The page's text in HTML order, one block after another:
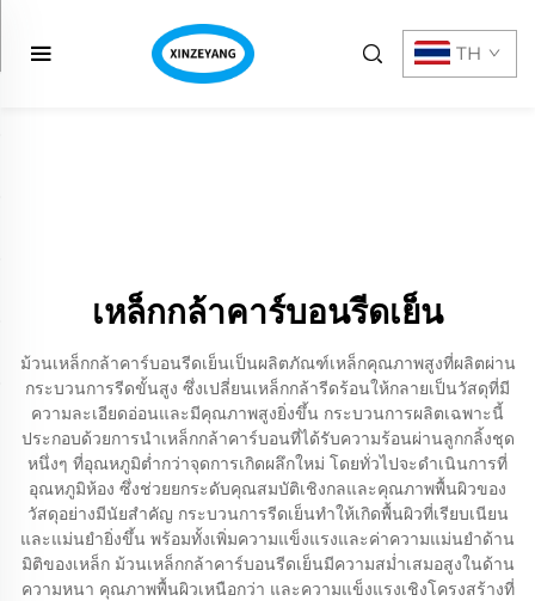
TH
เหล็กกล้าคาร์บอนรีดเย็น
ม้วนเหล็กกล้าคาร์บอนรีดเย็นเป็นผลิตภัณฑ์เหล็กคุณภาพสูงที่ผลิตผ่าน
กระบวนการรีดขั้นสูง ซึ่งเปลี่ยนเหล็กกล้ารีดร้อนให้กลายเป็นวัสดุที่มี
ความละเอียดอ่อนและมีคุณภาพสูงยิ่งขึ้น กระบวนการผลิตเฉพาะนี้
ประกอบด้วยการนำเหล็กกล้าคาร์บอนที่ได้รับความร้อนผ่านลูกกลิ้งชุด
หนึ่งๆ ที่อุณหภูมิต่ำกว่าจุดการเกิดผลึกใหม่ โดยทั่วไปจะดำเนินการที่
อุณหภูมิห้อง ซึ่งช่วยยกระดับคุณสมบัติเชิงกลและคุณภาพพื้นผิวของ
วัสดุอย่างมีนัยสำคัญ กระบวนการรีดเย็นทำให้เกิดพื้นผิวที่เรียบเนียน
และแม่นยำยิ่งขึ้น พร้อมทั้งเพิ่มความแข็งแรงและค่าความแม่นยำด้าน
มิติของเหล็ก ม้วนเหล็กกล้าคาร์บอนรีดเย็นมีความสม่ำเสมอสูงในด้าน
ความหนา คุณภาพพื้นผิวเหนือกว่า และความแข็งแรงเชิงโครงสร้างที่